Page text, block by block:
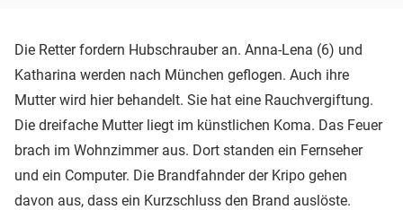
Die Retter fordern Hubschrauber an. Anna-Lena (6) und
Katharina werden nach München geflogen. Auch ihre
Mutter wird hier behandelt. Sie hat eine Rauchvergiftung.
Die dreifache Mutter liegt im künstlichen Koma. Das Feuer
brach im Wohnzimmer aus. Dort standen ein Fernseher
und ein Computer. Die Brandfahnder der Kripo gehen
davon aus, dass ein Kurzschluss den Brand auslöste.